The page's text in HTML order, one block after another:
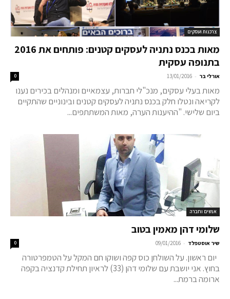
צרכנות ועסקים
מאות בכנס נתניה לעסקים קטנים: פותחים את 2016
בתנופה עסקית
אורלי בר -
13/01/2016
0
מאות בעלי עסקים, מנכ"לי חברות, עצמאיים ומנהלים בכירים נענו
לקריאה ונטלו חלק בכנס נתניה לעסקים קטנים ובינוניים שהתקיים
ביום שלישי. "ההיענות הערה, מאות המשתתפים...
אנשים וחברה
שלומי דהן מאמין בטוב
שיר אוסטפלד -
09/01/2016
0
יום ראשון. על השולחן כוס קפה ושוקו חם המקל על הטמפרטורה
בחוץ. אני יושבת עם שלומי דהן (33) לראיון תחילת קדנציה בקפה
ארומה ברמת...